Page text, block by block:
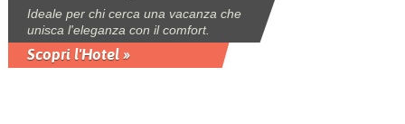
Ideale per chi cerca una vacanza che
unisca l'eleganza con il comfort.
Scopri l'Hotel »